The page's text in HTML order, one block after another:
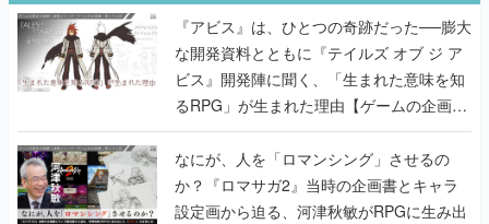
『アビス』は、ひとつの奇跡だった──膨大
な開発資料とともに『テイルズ オブ ジ ア
ビス』開発陣に聞く、「生まれた意味を知
るRPG」が生まれた理由【ゲームの企画
書】
なにが、人を「ロマンシング」させるの
か？『ロマサガ2』当時の企画書とキャラ
設定画から迫る、河津秋敏がRPGに生み出